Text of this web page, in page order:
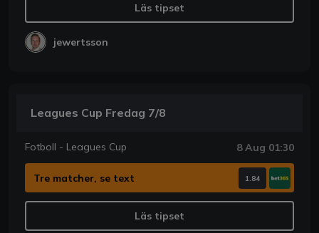
Läs tipset
jewertsson
Leagues Cup Fredag 7/8
Fotboll - Leagues Cup 8 Aug 01:30
Tre matcher, se text 1.84
Läs tipset